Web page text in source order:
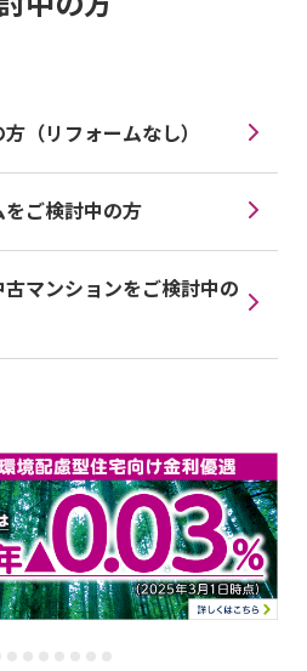
（リフォームなし）
ご検討中の方
マンションをご検討中の